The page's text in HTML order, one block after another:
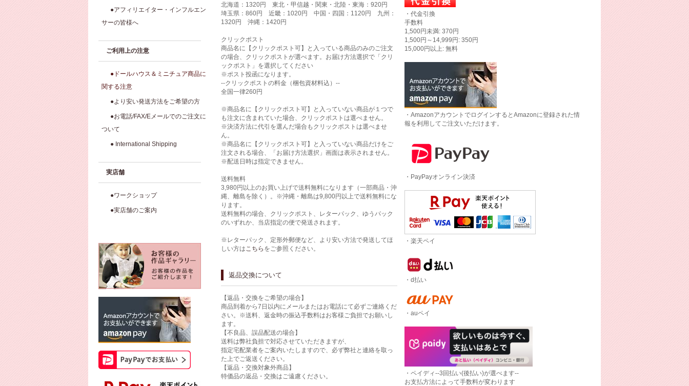
北海道：1320円 東北・甲信越・関東・北陸・東海：920円
埼玉県：860円 近畿：1020円 中国・四国：1120円 九州：
1320円 沖縄：1420円
クリックポスト
商品名に【クリックポスト可】と入っている商品のみのご注文
の場合、クリックポストが選べます。お届け方法選択で「クリ
ックポスト」を選択してください
※ポスト投函になります。
--クリックポストの料金（梱包資材料込）--
全国一律260円
※商品名に【クリックポスト可】と入っていない商品が１つで
も注文に含まれていた場合、クリックポストは選べません。
※決済方法に代引を選んだ場合もクリックポストは選べませ
ん。
※商品名に【クリックポスト可】と入っていない商品だけをご
注文される場合、「お届け方法選択」画面は表示されません。
※配送日時は指定できません。
送料無料
3,980円以上のお買い上げで送料無料になります（一部商品・沖
縄、離島を除く）。※沖縄・離島は9,800円以上で送料無料にな
ります。
送料無料の場合、クリックポスト、レターパック、ゆうパック
のいずれか、当店指定の便で発送されます。
※レターパック、定形外郵便など、より安い方法で発送してほ
しい方はこちら をご参照ください。
返品交換について
【返品・交換をご希望の場合】
商品到着から7日以内にメールまたはお電話にて必ずご連絡くだ
さい。※送料、返金時の振込手数料はお客様ご負担でお願いし
ます。
【不良品、誤品配送の場合】
送料は弊社負担で対応させていただきますが、
指定宅配業者をご案内いたしますので、必ず弊社と連絡を取っ
た上でご返送ください。
【返品・交換対象外商品】
特価品の返品・交換はご遠慮ください。
・代金引換
手数料
1,500円未満: 370円
1,500円～14,999円: 350円
15,000円以上: 無料
・AmazonアカウントでログインするとAmazonに登録された情
報を利用してご注文いただけます。
・PayPayオンライン決済
・楽天ペイ
・d払い
・auペイ
・ペイディ--3回払い(後払い)が選べます--
お支払方法によって手数料が変わります
●アフィリエイター・インフルエン
サーの皆様へ
ご利用上の注意
●ドールハウス＆ミニチュア商品に
関する注意
●より安い発送方法をご希望の方
●お電話/FAX/Eメールでのご注文に
ついて
● International Shipping
実店舗
●ワークショップ
●実店舗のご案内